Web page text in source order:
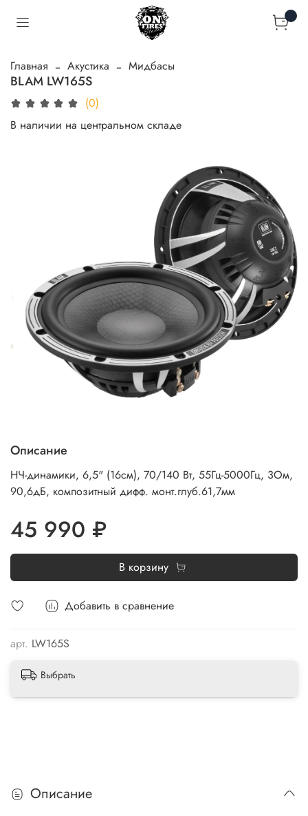
Главная Акустика Мидбасы
BLAM LW165S
(0)
В наличии на центральном складе
Добавить в сравнение
арт. LW165S
Описание
НЧ-динамики, 6,5" (16см), 70/140 Вт, 55Гц-5000Гц, 3Ом,
90,6дБ, композитный дифф. монт.глуб.61,7мм
45 990 ₽
В корзину
Выбрать
Описание